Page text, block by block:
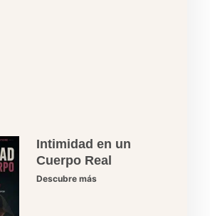
Intimidad en un
Cuerpo Real
Descubre más